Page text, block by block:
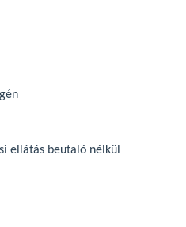
ellátás beutaló nélkül